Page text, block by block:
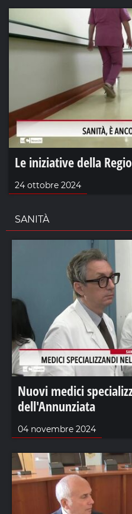
Le iniziative della
24 ottobre 2024
SANITÀ
Nuovi medici
dell'Annunziata
04 novembre 2024